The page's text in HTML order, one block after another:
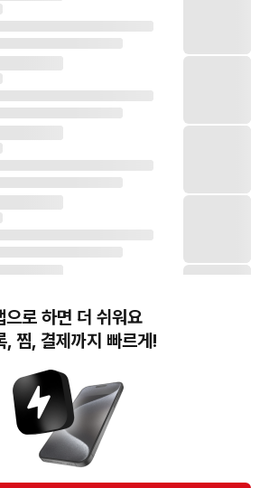
약관 및 기타 법적고지
, 통신판매의 당사자가 아닙니다. 전자상거래 등에서의
령 및 번개장터㈜의 약관에 따라 상품, 상품정보, 거래에 관한 책임은
터㈜는 원칙적으로 회원간 거래에 대하여 책임을 지지 않습니다.
상품에 대한 책임은 번개장터㈜에게 귀속합니다.
으로 하면 더 쉬워요
, 찜, 결제까지 빠르게!